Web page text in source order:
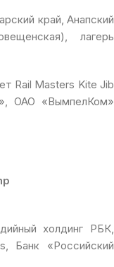
край, Анапский
лагерь
Rail Masters Kite Jib
ОАО «ВымпелКом»
холдинг РБК,
Банк «Российский